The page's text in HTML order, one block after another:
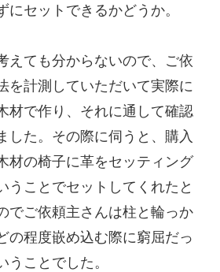
にセットできるかどうか。
えても分からないので、ご依
を計測していただいて実際に
材で作り、それに通して確認
した。その際に伺うと、購入
材の椅子に革をセッティング
うことでセットしてくれたと
でご依頼主さんは柱と輪っか
の程度嵌め込む際に窮屈だっ
うことでした。